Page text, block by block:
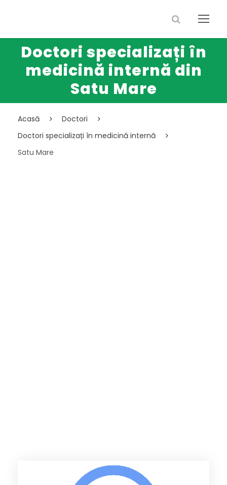
Doctori specializați în
medicină internă din
Satu Mare
Acasă
Doctori
Doctori specializați în medicină internă
Satu Mare